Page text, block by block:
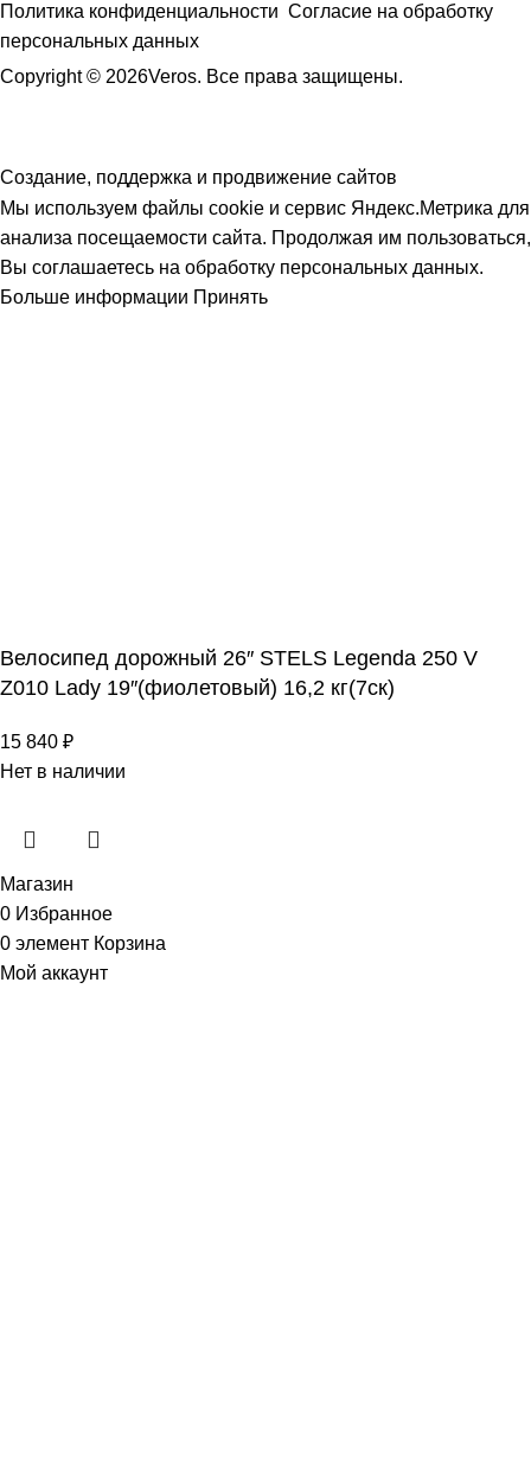
Политика конфиденциальности Согласие на обработку
персональных данных
Copyright © 2026Veros. Все права защищены.
Создание, поддержка и продвижение сайтов
Мы используем файлы cookie и сервис Яндекс.Метрика для
анализа посещаемости сайта. Продолжая им пользоваться,
Вы соглашаетесь на обработку персональных данных.
Больше информации Принять
Велосипед дорожный 26″ STELS Legenda 250 V
Z010 Lady 19″(фиолетовый) 16,2 кг(7ск)
15 840 ₽
Нет в наличии
Магазин
0 Избранное
0 элемент Корзина
Мой аккаунт